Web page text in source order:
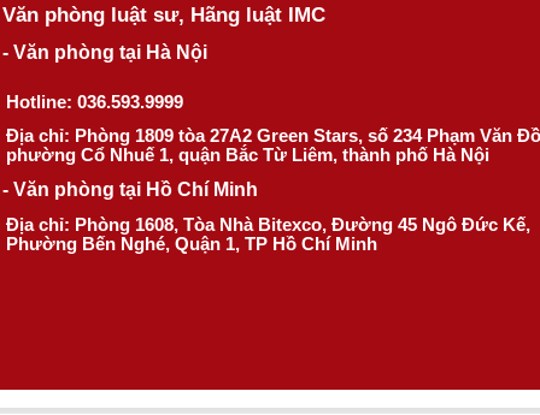
Văn phòng luật sư, Hãng luật IMC
- Văn phòng tại Hà Nội
Hotline: 036.593.9999
Địa chỉ: Phòng 1809 tòa 27A2 Green Stars, số 234 Phạm Văn
phường Cổ Nhuế 1, quận Bắc Từ Liêm, thành phố Hà Nội
- Văn phòng tại Hồ Chí Minh
Địa chỉ: Phòng 1608, Tòa Nhà Bitexco, Đường 45 Ngô Đức Kế,
Phường Bến Nghé, Quận 1, TP Hồ Chí Minh